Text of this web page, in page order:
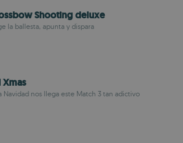
Shooting deluxe
la ballesta, apunta y dispara
Xmas
Navidad nos llega este Match 3 tan adictivo